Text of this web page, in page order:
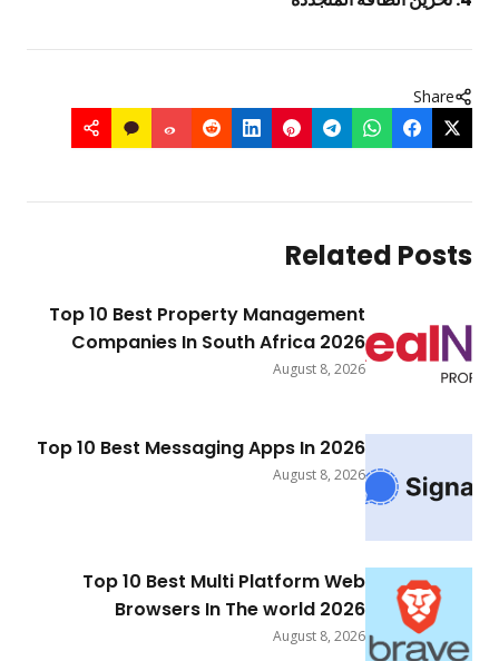
Share
Related Posts
Top 10 Best Property Management
Companies In South Africa 2026
August 8, 2026
Top 10 Best Messaging Apps In 2026
August 8, 2026
Top 10 Best Multi Platform Web
Browsers In The world 2026
August 8, 2026